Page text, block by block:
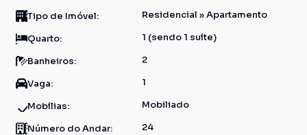
Tipo de Imóvel: Residencial »Apartamento
Quarto: 1 (sendo 1 suíte)
Banheiros: 2
Vaga: 1
Mobílias: Mobiliado
Número do Andar: 24